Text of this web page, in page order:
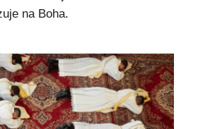
na Boha.